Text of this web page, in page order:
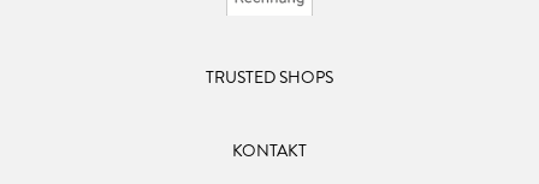
TRUSTED SHOPS
KONTAKT